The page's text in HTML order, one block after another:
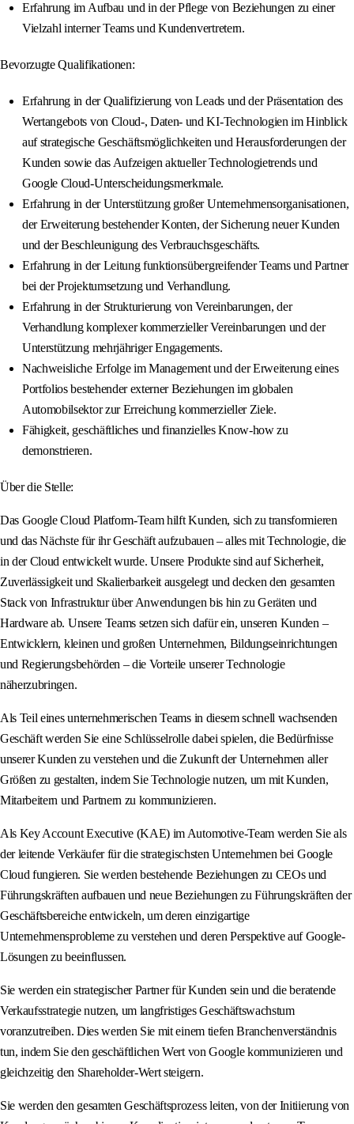
Erfahrung im Aufbau und in der Pflege von Beziehungen zu einer
Vielzahl interner Teams und Kundenvertretern.
Bevorzugte Qualifikationen:
Erfahrung in der Qualifizierung von Leads und der Präsentation des
Wertangebots von Cloud-, Daten- und KI-Technologien im Hinblick
auf strategische Geschäftsmöglichkeiten und Herausforderungen der
Kunden sowie das Aufzeigen aktueller Technologietrends und
Google Cloud-Unterscheidungsmerkmale.
Erfahrung in der Unterstützung großer Unternehmensorganisationen,
der Erweiterung bestehender Konten, der Sicherung neuer Kunden
und der Beschleunigung des Verbrauchsgeschäfts.
Erfahrung in der Leitung funktionsübergreifender Teams und Partner
bei der Projektumsetzung und Verhandlung.
Erfahrung in der Strukturierung von Vereinbarungen, der
Verhandlung komplexer kommerzieller Vereinbarungen und der
Unterstützung mehrjähriger Engagements.
Nachweisliche Erfolge im Management und der Erweiterung eines
Portfolios bestehender externer Beziehungen im globalen
Automobilsektor zur Erreichung kommerzieller Ziele.
Fähigkeit, geschäftliches und finanzielles Know-how zu
demonstrieren.
Über die Stelle:
Das Google Cloud Platform-Team hilft Kunden, sich zu transformieren
und das Nächste für ihr Geschäft aufzubauen – alles mit Technologie, die
in der Cloud entwickelt wurde. Unsere Produkte sind auf Sicherheit,
Zuverlässigkeit und Skalierbarkeit ausgelegt und decken den gesamten
Stack von Infrastruktur über Anwendungen bis hin zu Geräten und
Hardware ab. Unsere Teams setzen sich dafür ein, unseren Kunden –
Entwicklern, kleinen und großen Unternehmen, Bildungseinrichtungen
und Regierungsbehörden – die Vorteile unserer Technologie
näherzubringen.
Als Teil eines unternehmerischen Teams in diesem schnell wachsenden
Geschäft werden Sie eine Schlüsselrolle dabei spielen, die Bedürfnisse
unserer Kunden zu verstehen und die Zukunft der Unternehmen aller
Größen zu gestalten, indem Sie Technologie nutzen, um mit Kunden,
Mitarbeitern und Partnern zu kommunizieren.
Als Key Account Executive (KAE) im Automotive-Team werden Sie als
der leitende Verkäufer für die strategischsten Unternehmen bei Google
Cloud fungieren. Sie werden bestehende Beziehungen zu CEOs und
Führungskräften aufbauen und neue Beziehungen zu Führungskräften der
Geschäftsbereiche entwickeln, um deren einzigartige
Unternehmensprobleme zu verstehen und deren Perspektive auf Google-
Lösungen zu beeinflussen.
Sie werden ein strategischer Partner für Kunden sein und die beratende
Verkaufsstrategie nutzen, um langfristiges Geschäftswachstum
voranzutreiben. Dies werden Sie mit einem tiefen Branchenverständnis
tun, indem Sie den geschäftlichen Wert von Google kommunizieren und
gleichzeitig den Shareholder-Wert steigern.
Sie werden den gesamten Geschäftsprozess leiten, von der Initiierung von